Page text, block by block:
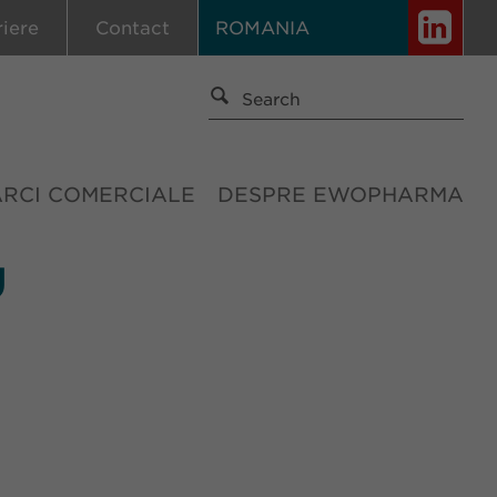
ROMANIA
Contact
COMERCIALE DESPRE EWOPHARMA